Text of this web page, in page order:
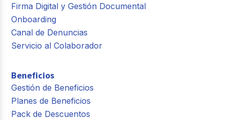
Firma Digital y Gestión Documental
Onboarding
Canal de Denuncias
Servicio al Colaborador
Beneficios
Gestión de Beneficios
Planes de Beneficios
Pack de Descuentos